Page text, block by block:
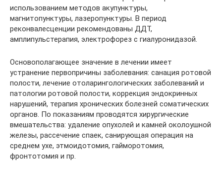
использованием методов акупунктуры,
магнитопунктуры, лазеропунктуры. В период
реконвалесценции рекомендованы ДДТ,
амплипульстерапия, электрофорез с гиалуронидазой.
Основополагающее значение в лечении имеет
устранение первопричины заболевания: санация ротовой
полости, лечение отоларингологических заболеваний и
патологии ротовой полости, коррекция эндокринных
нарушений, терапия хронических болезней соматических
органов. По показаниям проводятся хирургические
вмешательства: удаление опухолей и камней околоушной
железы, рассечение спаек, санирующая операция на
среднем ухе, этмоидотомия, гайморотомия,
фронтотомия и пр.